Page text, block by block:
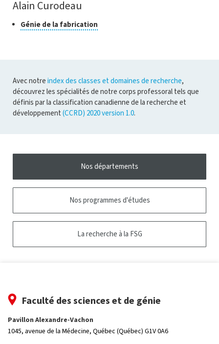
Alain Curodeau
Classe
Génie de la fabrication
pour
Avec notre index des classes et domaines de recherche,
découvrez les spécialités de notre corps professoral tels que
définis par la classification canadienne de la recherche et
développement (CCRD) 2020 version 1.0.
Nos départements
Nos programmes d'études
La recherche à la FSG
Faculté des sciences et de génie
Pavillon Alexandre-Vachon
1045, avenue de la Médecine, Québec (Québec) G1V 0A6